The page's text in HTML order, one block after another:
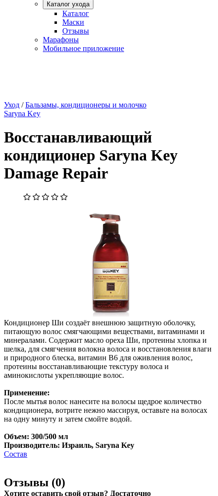
Каталог ухода
Каталог
Маски
Отзывы
Марафоны
Мобильное приложение
Уход /Бальзамы, кондиционеры и молочко
Saryna Key
Восстанавливающий
кондиционер Saryna Key
Damage Repair
Кондиционер Ши создаёт внешнюю защитную оболочку,
питающую волос смягчающими веществами, витаминами и
минералами. Содержит масло ореха Ши, протеины хлопка и
шелка, для смягчения волокна волоса и восстановления влаги
и природного блеска, витамин B6 для оживления волос,
протеины восстанавливающие текстуру волоса и
аминокислоты укрепляющие волос.
Применение:
После мытья волос нанесите на волосы щедрое количество
кондиционера, вотрите нежно массируя, оставьте на волосах
на одну минуту и затем смойте водой.
Объем: 300/500 мл
Производитель: Израиль, Saryna Key
Состав
Отзывы (0)
Хотите оставить свой отзыв? Достаточно